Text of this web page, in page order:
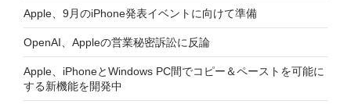
Apple、9月のiPhone発表イベントに向けて準備
OpenAI、Appleの営業秘密訴訟に反論
Apple、iPhoneとWindows PC間でコピー＆ペーストを可能に
する新機能を開発中